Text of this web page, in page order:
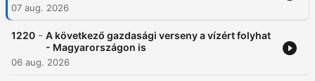
07 aug. 2026
1220 - A következő gazdasági verseny a vízért folyhat
- Magyarországon is
06 aug. 2026